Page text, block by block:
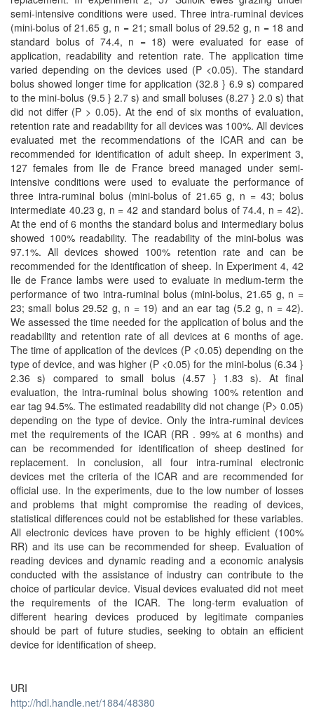
semi-intensive conditions were used. Three intra-ruminal devices
(mini-bolus of 21.65 g, n = 21; small bolus of 29.52 g, n = 18 and
standard bolus of 74.4, n = 18) were evaluated for ease of
application, readability and retention rate. The application time
varied depending on the devices used (P <0.05). The standard
bolus showed longer time for application (32.8 } 6.9 s) compared
to the mini-bolus (9.5 } 2.7 s) and small boluses (8.27 } 2.0 s) that
did not differ (P > 0.05). At the end of six months of evaluation,
retention rate and readability for all devices was 100%. All devices
evaluated met the recommendations of the ICAR and can be
recommended for identification of adult sheep. In experiment 3,
127 females from Ile de France breed managed under semi-
intensive conditions were used to evaluate the performance of
three intra-ruminal bolus (mini-bolus of 21.65 g, n = 43; bolus
intermediate 40.23 g, n = 42 and standard bolus of 74.4, n = 42).
At the end of 6 months the standard bolus and intermediary bolus
showed 100% readability. The readability of the mini-bolus was
97.1%. All devices showed 100% retention rate and can be
recommended for the identification of sheep. In Experiment 4, 42
Ile de France lambs were used to evaluate in medium-term the
performance of two intra-ruminal bolus (mini-bolus, 21.65 g, n =
23; small bolus 29.52 g, n = 19) and an ear tag (5.2 g, n = 42).
We assessed the time needed for the application of bolus and the
readability and retention rate of all devices at 6 months of age.
The time of application of the devices (P <0.05) depending on the
type of device, and was higher (P <0.05) for the mini-bolus (6.34 }
2.36 s) compared to small bolus (4.57 } 1.83 s). At final
evaluation, the intra-ruminal bolus showing 100% retention and
ear tag 94.5%. The estimated readability did not change (P> 0.05)
depending on the type of device. Only the intra-ruminal devices
met the requirements of the ICAR (RR . 99% at 6 months) and
can be recommended for identification of sheep destined for
replacement. In conclusion, all four intra-ruminal electronic
devices met the criteria of the ICAR and are recommended for
official use. In the experiments, due to the low number of losses
and problems that might compromise the reading of devices,
statistical differences could not be established for these variables.
All electronic devices have proven to be highly efficient (100%
RR) and its use can be recommended for sheep. Evaluation of
reading devices and dynamic reading and a economic analysis
conducted with the assistance of industry can contribute to the
choice of particular device. Visual devices evaluated did not meet
the requirements of the ICAR. The long-term evaluation of
different hearing devices produced by legitimate companies
should be part of future studies, seeking to obtain an efficient
device for identification of sheep.
URI
http://hdl.handle.net/1884/48380